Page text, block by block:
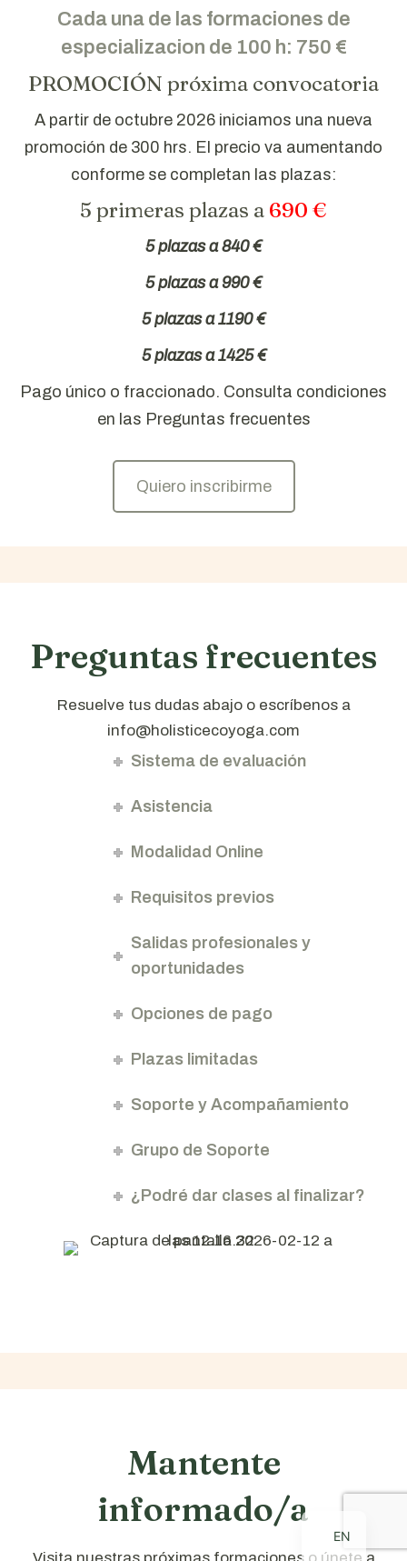
Cada una de las formaciones de
especializacion de 100 h: 750 €
PROMOCIÓN próxima convocatoria
A partir de octubre 2026 iniciamos una nueva
promoción de 300 hrs. El precio va aumentando
conforme se completan las plazas:
5 primeras plazas a 690 €
5 plazas a 840 €
5 plazas a 990 €
5 plazas a 1190 €
5 plazas a 1425 €
Pago único o fraccionado. Consulta condiciones
en las Preguntas frecuentes
Quiero inscribirme
Preguntas frecuentes
Resuelve tus dudas abajo o escríbenos a
info@holisticecoyoga.com
Sistema de evaluación
Asistencia
Modalidad Online
Requisitos previos
Salidas profesionales y
oportunidades
Opciones de pago
Plazas limitadas
Soporte y Acompañamiento
Grupo de Soporte
¿Podré dar clases al finalizar?
Mantente
informado/a
Visita nuestras próximas formaciones o únete a
EN